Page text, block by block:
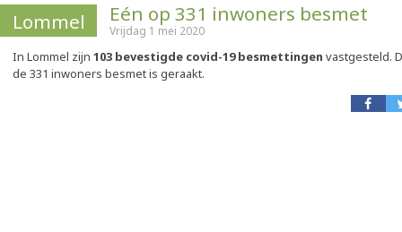
Lommel Eén op 331 inwoners besmet
Vrijdag 1 mei 2020
In Lommel zijn 103 bevestigde covid-19 besmettingen vastgesteld.
de 331 inwoners besmet is geraakt.